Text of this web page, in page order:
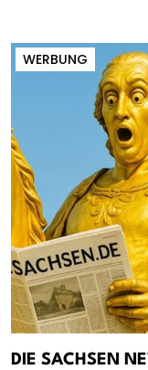
WERBUNG
DIE SACHSEN